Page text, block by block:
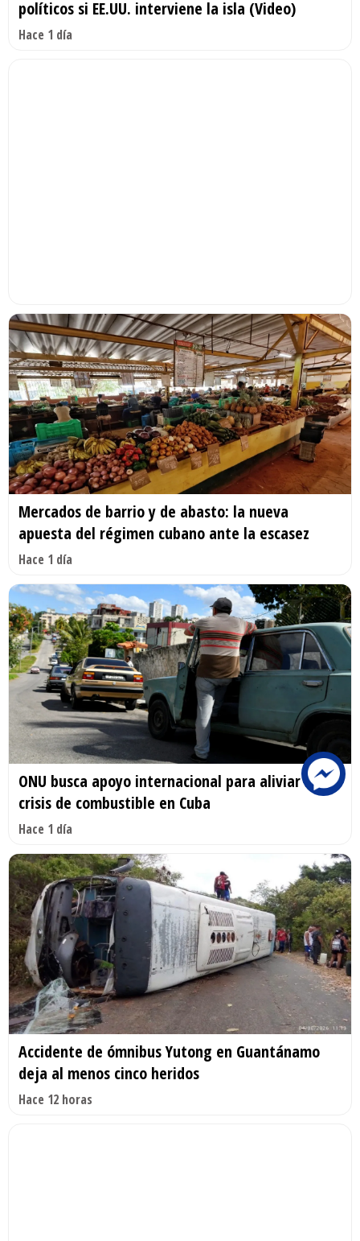
políticos si EE.UU. interviene la isla (Video)
Hace 1 día
Mercados de barrio y de abasto: la nueva
apuesta del régimen cubano ante la escasez
Hace 1 día
ONU busca apoyo internacional para aliviar la
crisis de combustible en Cuba
Hace 1 día
Accidente de ómnibus Yutong en Guantánamo
deja al menos cinco heridos
Hace 12 horas